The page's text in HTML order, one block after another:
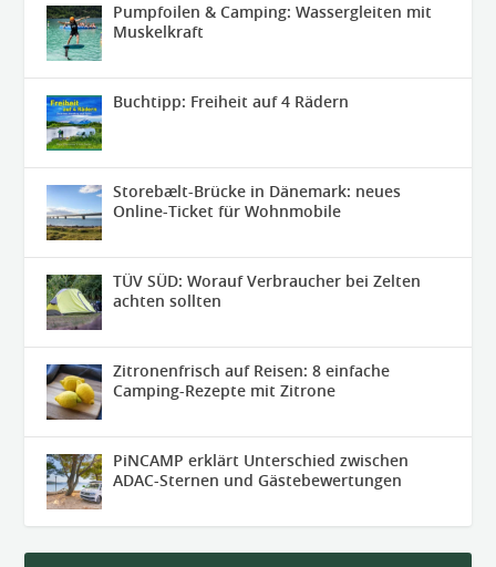
Pumpfoilen & Camping: Wassergleiten mit
Muskelkraft
Buchtipp: Freiheit auf 4 Rädern
Storebælt-Brücke in Dänemark: neues
Online-Ticket für Wohnmobile
TÜV SÜD: Worauf Verbraucher bei Zelten
achten sollten
Zitronenfrisch auf Reisen: 8 einfache
Camping-Rezepte mit Zitrone
PiNCAMP erklärt Unterschied zwischen
ADAC-Sternen und Gästebewertungen